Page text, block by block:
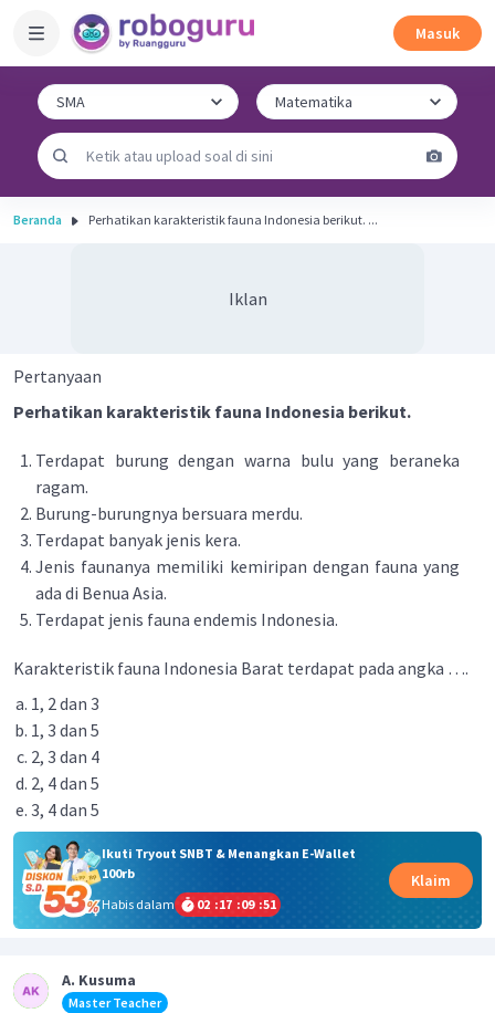
Masuk
Beranda Perhatikan karakteristik fauna Indonesia berikut. ...
Iklan
Pertanyaan
Perhatikan karakteristik fauna Indonesia berikut.
Terdapat burung dengan warna bulu yang beraneka
ragam.
Burung-burungnya bersuara merdu.
Terdapat banyak jenis kera.
Jenis faunanya memiliki kemiripan dengan fauna yang
ada di Benua Asia.
Terdapat jenis fauna endemis Indonesia.
Karakteristik fauna Indonesia Barat terdapat pada angka ….
1, 2 dan 3
1, 3 dan 5
2, 3 dan 4
2, 4 dan 5
3, 4 dan 5
Ikuti Tryout SNBT & Menangkan E-Wallet
100rb
Habis dalam
02 :17 :09 :51
Klaim
A. Kusuma
Master Teacher